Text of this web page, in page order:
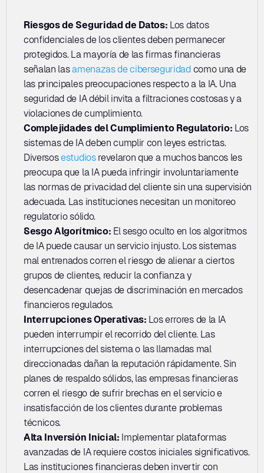
Riesgos de Seguridad de Datos: Los datos
confidenciales de los clientes deben permanecer
protegidos. La mayoría de las firmas financieras
señalan las amenazas de ciberseguridad como una de
las principales preocupaciones respecto a la IA. Una
seguridad de IA débil invita a filtraciones costosas y a
violaciones de cumplimiento.
Complejidades del Cumplimiento Regulatorio: Los
sistemas de IA deben cumplir con leyes estrictas.
Diversos estudios revelaron que a muchos bancos les
preocupa que la IA pueda infringir involuntariamente
las normas de privacidad del cliente sin una supervisión
adecuada. Las instituciones necesitan un monitoreo
regulatorio sólido.
Sesgo Algorítmico: El sesgo oculto en los algoritmos
de IA puede causar un servicio injusto. Los sistemas
mal entrenados corren el riesgo de alienar a ciertos
grupos de clientes, reducir la confianza y
desencadenar quejas de discriminación en mercados
financieros regulados.
Interrupciones Operativas: Los errores de la IA
pueden interrumpir el recorrido del cliente. Las
interrupciones del sistema o las llamadas mal
direccionadas dañan la reputación rápidamente. Sin
planes de respaldo sólidos, las empresas financieras
corren el riesgo de sufrir brechas en el servicio e
insatisfacción de los clientes durante problemas
técnicos.
Alta Inversión Inicial: Implementar plataformas
avanzadas de IA requiere costos iniciales significativos.
Las instituciones financieras deben invertir con